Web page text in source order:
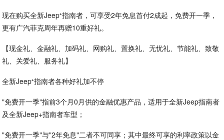
现在购买全新Jeep⁺指南者，可享受2年免息首付2成起，免费开一季，
更有广汽菲克周年再赠10重好礼。
【现金礼、金融礼、加码礼、网购礼、置换礼、无忧礼、节能礼、致敬
礼、关爱礼、服务礼】
全新Jeep⁺指南者各种好礼加不停
"免费开一季"指前3个月0月供的金融优惠产品，适用于全新Jeep指南者
及全新Jeep+指南者车型；
"免费开一季"与"2年免息"二者不可同享；其中最终可享的利率政策以金